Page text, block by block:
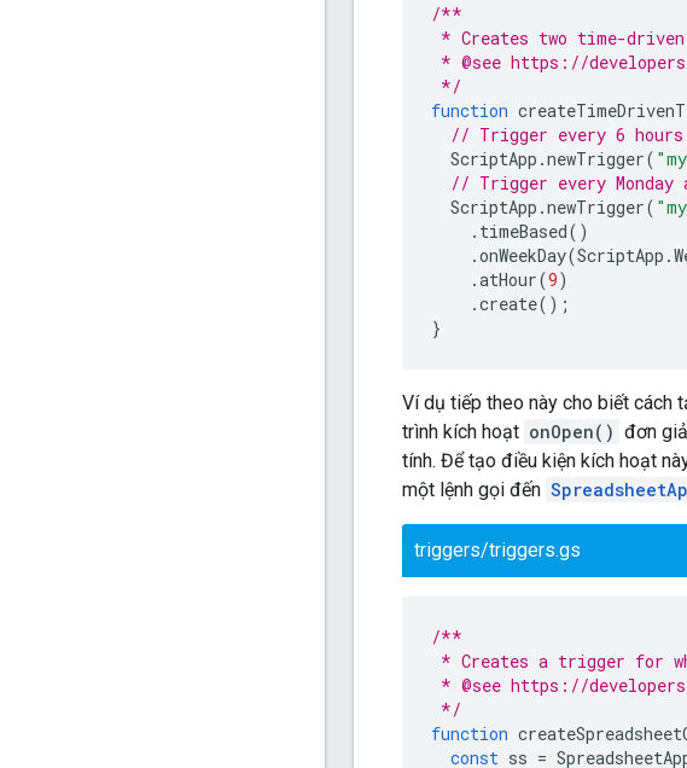
/**
* Creates two time-
* @see https://
*/
function
// Trigger every 6
ScriptApp .newTrigger(
// Trigger every Monday
ScriptApp .newTrigger(
. timeBased()
.onWeekDay(ScriptApp .
.atHour(9)
.create();
}
Ví dụ tiếp theo này cho biết cách
trình kích hoạt onOpen() đơn
tính. Để tạo điều kiện kích hoạt
một lệnh gọi đến
triggers/triggers.gs
/**
* Creates a trigger for
* @see https://
*/
function
const ss =